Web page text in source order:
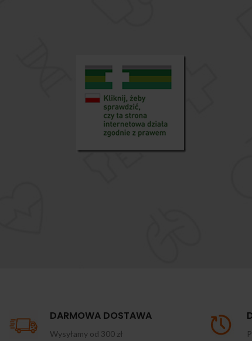
DARMOWA DOSTAWA
Wysyłamy od 300 zł